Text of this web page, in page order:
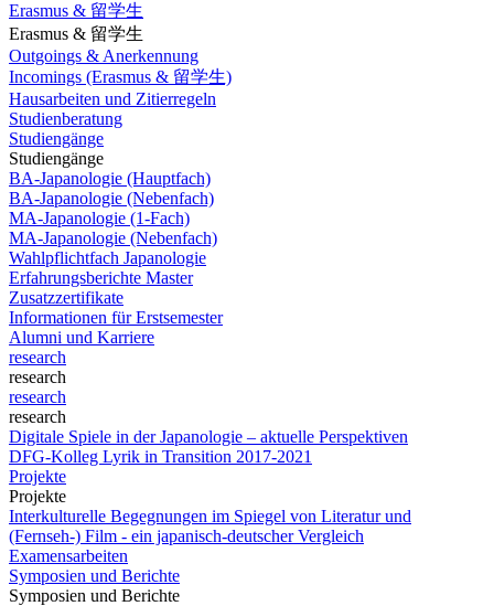
Erasmus & 留学生
Erasmus & 留学生
Outgoings & Anerkennung
Incomings (Erasmus & 留学生)
Hausarbeiten und Zitierregeln
Studienberatung
Studiengänge
Studiengänge
BA-Japanologie (Hauptfach)
BA-Japanologie (Nebenfach)
MA-Japanologie (1-Fach)
MA-Japanologie (Nebenfach)
Wahlpflichtfach Japanologie
Erfahrungsberichte Master
Zusatzzertifikate
Informationen für Erstsemester
Alumni und Karriere
research
research
research
research
Digitale Spiele in der Japanologie – aktuelle Perspektiven
DFG-Kolleg Lyrik in Transition 2017-2021
Projekte
Projekte
Interkulturelle Begegnungen im Spiegel von Literatur und
(Fernseh-) Film - ein japanisch-deutscher Vergleich
Examensarbeiten
Symposien und Berichte
Symposien und Berichte